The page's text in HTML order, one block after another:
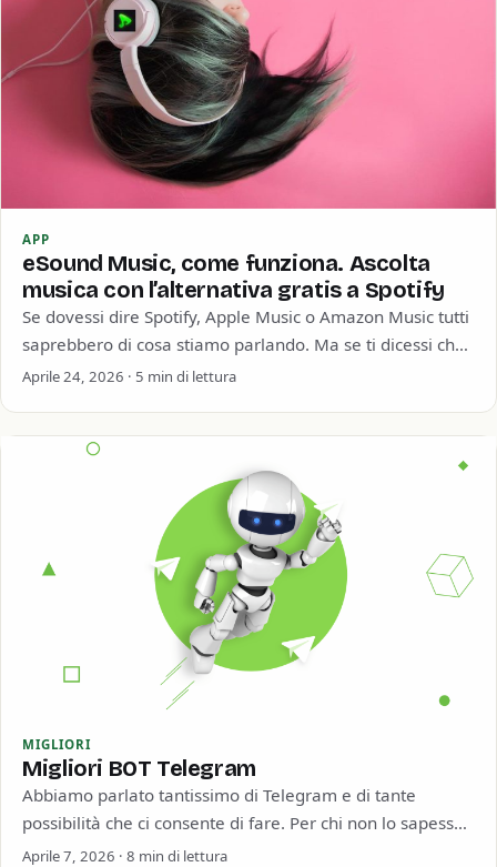
APP
eSound Music, come funziona. Ascolta
musica con l’alternativa gratis a Spotify
Se dovessi dire Spotify, Apple Music o Amazon Music tutti
saprebbero di cosa stiamo parlando. Ma se ti dicessi che
al secondo…
Aprile 24, 2026 · 5 min di lettura
MIGLIORI
Migliori BOT Telegram
Abbiamo parlato tantissimo di Telegram e di tante
possibilità che ci consente di fare. Per chi non lo sapesse
Telegram è una…
Aprile 7, 2026 · 8 min di lettura